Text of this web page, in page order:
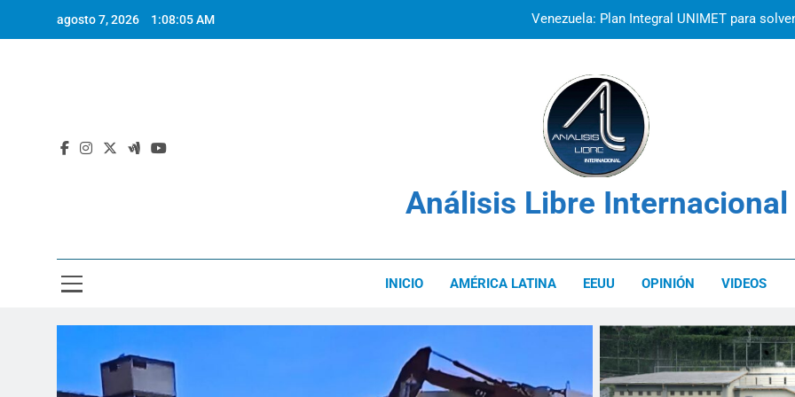
agosto 7, 2026 1:08:06 AM
La prisión como herramienta de
Venezuela: Plan Integral UNIMET para
Análisis Libre Internacional
INICIO AMÉRICA LATINA EEUU OPINIÓN VIDEOS